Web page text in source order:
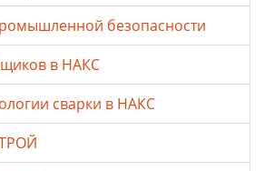
безопасности
в НАКС
сварки в НАКС